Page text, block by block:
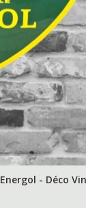
- Déco